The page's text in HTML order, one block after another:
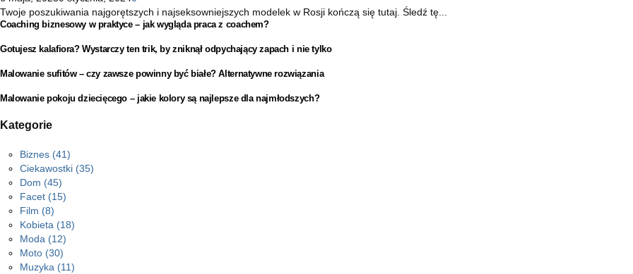
Twoje poszukiwania najgorętszych i najseksowniejszych modelek w Rosji kończą się tutaj. Śledź tę...
Coaching biznesowy w praktyce – jak wygląda praca z coachem?
Gotujesz kalafiora? Wystarczy ten trik, by zniknął odpychający zapach i nie tylko
Malowanie sufitów – czy zawsze powinny być białe? Alternatywne rozwiązania
Malowanie pokoju dziecięcego – jakie kolory są najlepsze dla najmłodszych?
Kategorie
Biznes (41)
Ciekawostki (35)
Dom (45)
Facet (15)
Film (8)
Kobieta (18)
Moda (12)
Moto (30)
Muzyka (11)